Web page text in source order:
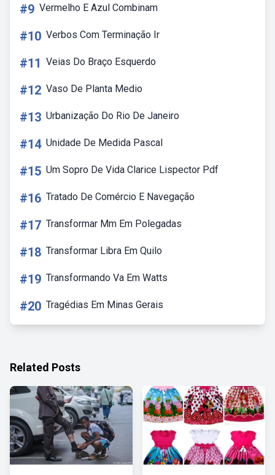
#9 Vermelho E Azul Combinam
#10 Verbos Com Terminação Ir
#11 Veias Do Braço Esquerdo
#12 Vaso De Planta Medio
#13 Urbanização Do Rio De Janeiro
#14 Unidade De Medida Pascal
#15 Um Sopro De Vida Clarice Lispector Pdf
#16 Tratado De Comércio E Navegação
#17 Transformar Mm Em Polegadas
#18 Transformar Libra Em Quilo
#19 Transformando Va Em Watts
#20 Tragédias Em Minas Gerais
Related Posts